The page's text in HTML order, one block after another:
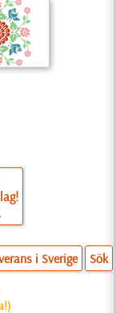
i Sverige Sök